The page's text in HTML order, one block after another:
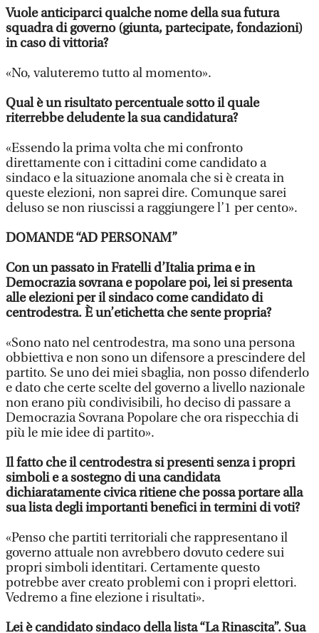
Vuole anticiparci qualche nome della sua futura
squadra di governo (giunta, partecipate, fondazioni)
in caso di vittoria?
«No, valuteremo tutto al momento».
Qual è un risultato percentuale sotto il quale
riterrebbe deludente la sua candidatura?
«Essendo la prima volta che mi confronto
direttamente con i cittadini come candidato a
sindaco e la situazione anomala che si è creata in
queste elezioni, non saprei dire. Comunque sarei
deluso se non riuscissi a raggiungere l’1 per cento».
DOMANDE “AD PERSONAM”
Con un passato in Fratelli d’Italia prima e in
Democrazia sovrana e popolare poi, lei si presenta
alle elezioni per il sindaco come candidato di
centrodestra. È un’etichetta che sente propria?
«Sono nato nel centrodestra, ma sono una persona
obbiettiva e non sono un difensore a prescindere del
partito. Se uno dei miei sbaglia, non posso difenderlo
e dato che certe scelte del governo a livello nazionale
non erano più condivisibili, ho deciso di passare a
Democrazia Sovrana Popolare che ora rispecchia di
più le mie idee di partito».
Il fatto che il centrodestra si presenti senza i propri
simboli e a sostegno di una candidata
dichiaratamente civica ritiene che possa portare alla
sua lista degli importanti benefici in termini di voti?
«Penso che partiti territoriali che rappresentano il
governo attuale non avrebbero dovuto cedere sui
propri simboli identitari. Certamente questo
potrebbe aver creato problemi con i propri elettori.
Vedremo a fine elezione i risultati».
Lei è candidato sindaco della lista “La Rinascita”. Sua